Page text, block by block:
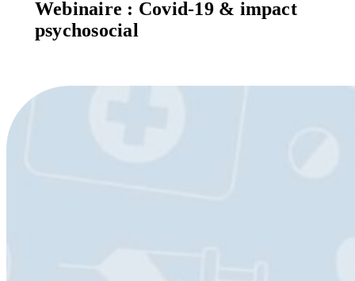
Webinaire : Covid-19 & impact
psychosocial